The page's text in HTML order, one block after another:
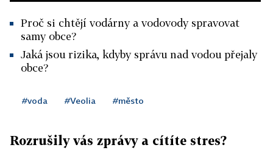
Proč si chtějí vodárny a vodovody spravovat
samy obce?
Jaká jsou rizika, kdyby správu nad vodou přejaly
obce?
#voda #Veolia #město
Rozrušily vás zprávy a cítíte stres?